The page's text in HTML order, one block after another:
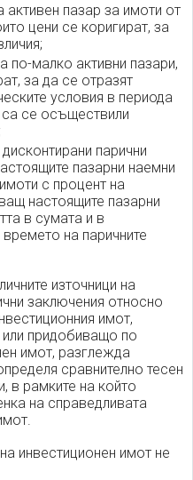
активен пазар за имоти от
цени се коригират, за
по-малко активни пазари,
за да се отразят
условия в периода
са се осъществили
парични
пазарни наемни
с процент на
настоящите пазарни
в сумата и в
на паричните
източници на
заключения относно
имот,
придобиващо по
имот, разглежда
сравнително тесен
в рамките на който
на справедливата
инвестиционен имот не